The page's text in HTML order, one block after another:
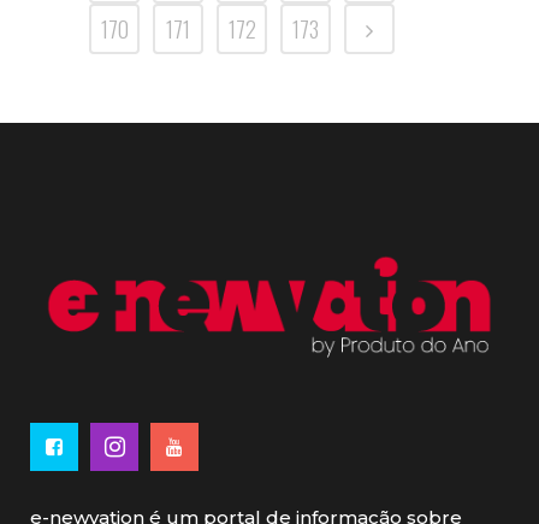
170
171 172 173
e-newvation é um portal de informação sobre